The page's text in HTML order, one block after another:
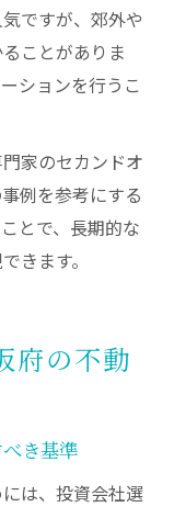
ですが、郊外や
ことがありま
ションを行うこ
家のセカンドオ
例を参考にする
とで、長期的な
きます。
府の不動
き基準
は、投資会社選